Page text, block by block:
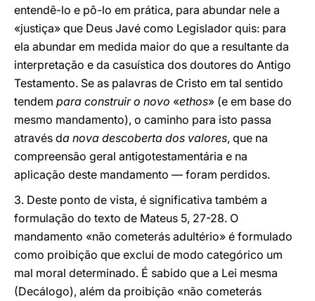
entendê-lo e pô-lo em prática, para abundar nele a
«justiça» que Deus Javé como Legislador quis: para
ela abundar em medida maior do que a resultante da
interpretação e da casuística dos doutores do Antigo
Testamento. Se as palavras de Cristo em tal sentido
tendem para construir o novo «ethos» (e em base do
mesmo mandamento), o caminho para isto passa
através da nova descoberta dos valores, que na
compreensão geral antigotestamentária e na
aplicação deste mandamento — foram perdidos.
3. Deste ponto de vista, é significativa também a
formulação do texto de Mateus 5, 27-28. O
mandamento «não cometerás adultério» é formulado
como proibição que exclui de modo categórico um
mal moral determinado. É sabido que a Lei mesma
(Decálogo), além da proibição «não cometerás